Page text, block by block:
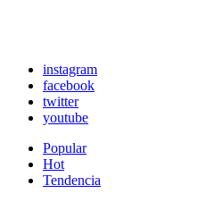
instagram
facebook
twitter
youtube
Popular
Hot
Tendencia